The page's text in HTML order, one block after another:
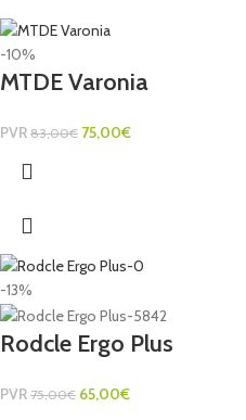
-10%
MTDE Varonia
PVR 83,00€ 75,00€
-13%
Rodcle Ergo Plus
PVR 75,00€ 65,00€